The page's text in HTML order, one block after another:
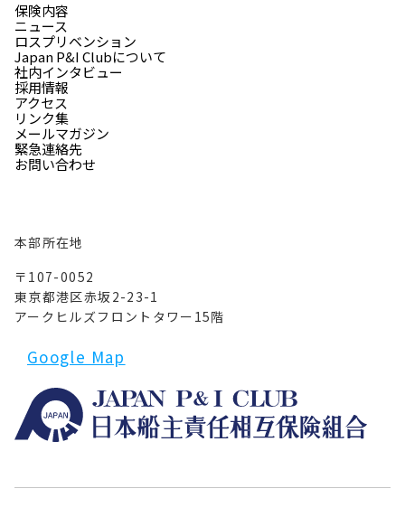
本部所在地
〒107-0052
東京都港区赤坂2-23-1
アークヒルズフロントタワー15階
Google Map
保険内容
社内インタビュー
緊急連絡先
ニュース
採用情報
リンク集
ロスプリベンション
アクセス
メールマガジン
Japan P&I Clubについて
お問い合わせ